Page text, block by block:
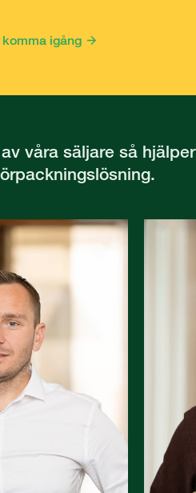
igång
våra säljare så hjälper